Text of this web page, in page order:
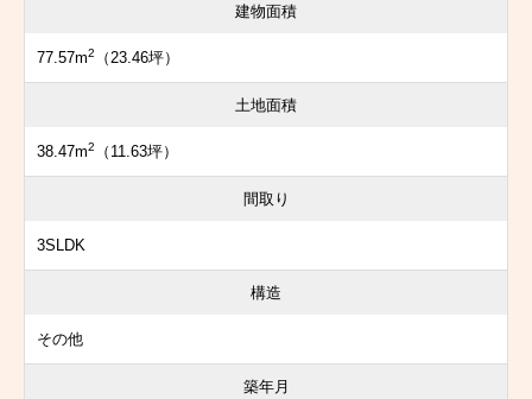
建物面積
77.57m2 （23.46坪）
土地面積
38.47m2 （11.63坪）
間取り
3SLDK
構造
その他
築年月